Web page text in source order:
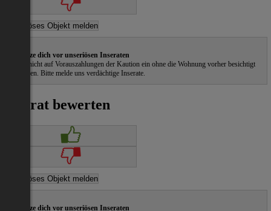
Schütze dich vor unseriösen Inseraten
Gehe nicht auf Vorauszahlungen der Kaution ein ohne die Wohnung vorher besichtigt
zu haben. Bitte melde uns verdächtige Inserate.
Inserat bewerten
Schütze dich vor unseriösen Inseraten